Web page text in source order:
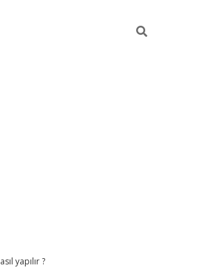
yapılır ?